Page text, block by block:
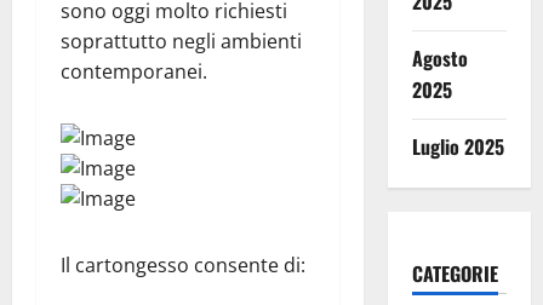
sono oggi molto richiesti
soprattutto negli ambienti
contemporanei.
Il cartongesso consente di:
Agosto
2025
Luglio 2025
CATEGORIE